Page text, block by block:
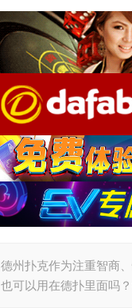
德州扑克作为注重智商
也可以用在德扑里面吗